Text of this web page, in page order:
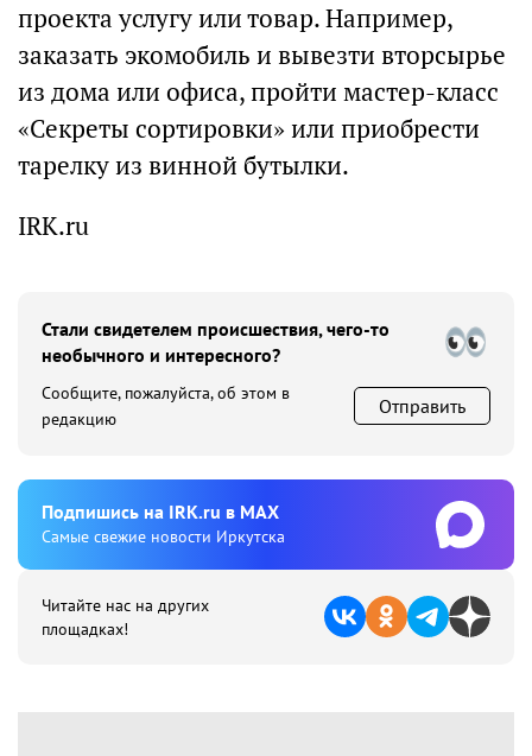
проекта услугу или товар. Например,
заказать экомобиль и вывезти вторсырье
из дома или офиса, пройти мастер-класс
«Секреты сортировки» или приобрести
тарелку из винной бутылки.
IRK.ru
Стали свидетелем происшествия, чего-то
необычного и интересного?
Сообщите, пожалуйста, об этом в
редакцию
Отправить
Подпишиcь на IRK.ru в MAX
Cамые свежие новости Иркутска
Читайте нас на других
площадках!